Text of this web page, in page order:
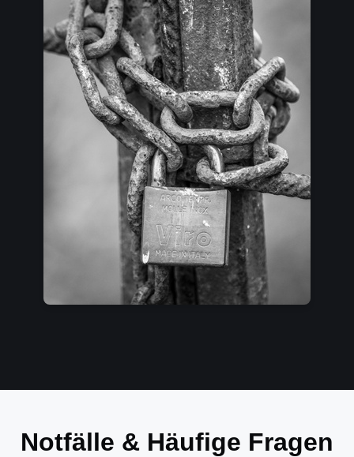
Notfälle & Häufige Fragen